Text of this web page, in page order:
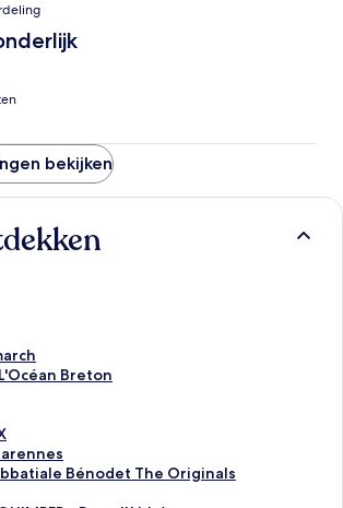
bekijken
Breton
Bénodet The Originals